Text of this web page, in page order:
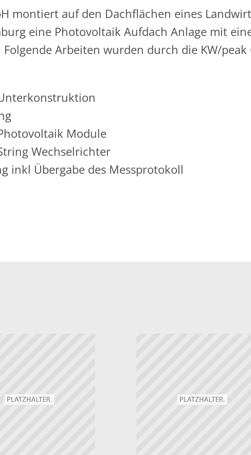
montiert auf den Dachflächen eines
eine Photovoltaik Aufdach Anlage mit
Arbeiten wurden durch die KW/peak
Module
Wechselrichter
inkl Übergabe des Messprotokoll